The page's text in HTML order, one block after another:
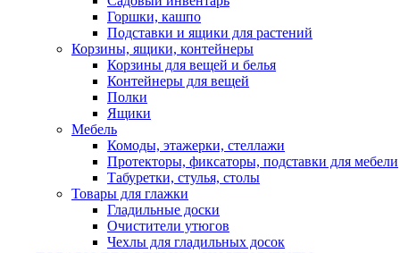
Горшки, кашпо
Подставки и ящики для растений
Корзины, ящики, контейнеры
Корзины для вещей и белья
Контейнеры для вещей
Полки
Ящики
Мебель
Комоды, этажерки, стеллажи
Протекторы, фиксаторы, подставки для мебели
Табуретки, стулья, столы
Товары для глажки
Гладильные доски
Очистители утюгов
Чехлы для гладильных досок